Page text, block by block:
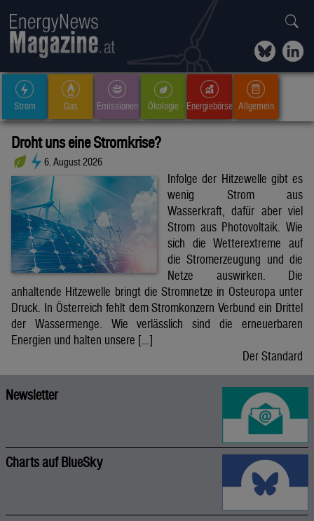
Strom Gas Emissionen Ökologie Energiebörse Allgemein
Droht uns eine Stromkrise?
6. August 2026
Infolge der Hitzewelle gibt es
wenig Strom aus
Wasserkraft, dafür aber viel
Strom aus Photovoltaik. Wie
sich die Wetterextreme auf
die Stromerzeugung und die
Netze auswirken. Die
anhaltende Hitzewelle bringt die Stromnetze in Osteuropa unter
Druck. In Österreich fehlt dem Stromkonzern Verbund ein Drittel
der Wassermenge. Wie verlässlich sind die erneuerbaren
Energien und halten unsere […]
Der Standard
Newsletter
Charts auf BlueSky